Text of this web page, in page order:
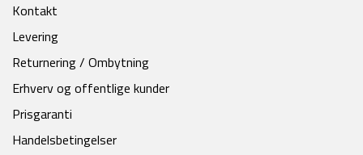
Kontakt
Levering
Returnering / Ombytning
Erhverv og offentlige kunder
Prisgaranti
Handelsbetingelser